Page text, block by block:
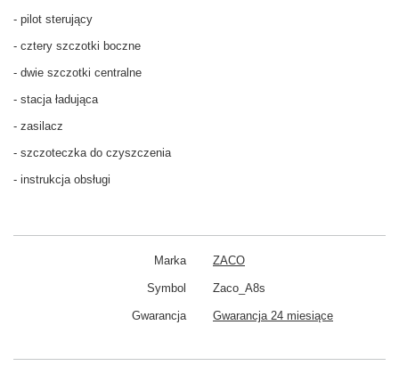
- pilot sterujący
- cztery szczotki boczne
- dwie szczotki centralne
- stacja ładująca
- zasilacz
- szczoteczka do czyszczenia
- instrukcja obsługi
Marka ZACO
Symbol Zaco_A8s
Gwarancja Gwarancja 24 miesiące